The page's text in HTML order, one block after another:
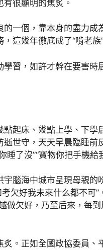
很顯明的焦炙。
一個，靠本身的盡力成
這幾年徹底成了“啃老族”
習，如許才幹在要害時
起床、幾點上學、下學
世守，天天早晨臨睡前
睡了沒”“寶物你把手機
腦海中城市呈現母親的
欠好我未來什么都不可”
做欠好，乃至后來，每
。正如全國政協委員、